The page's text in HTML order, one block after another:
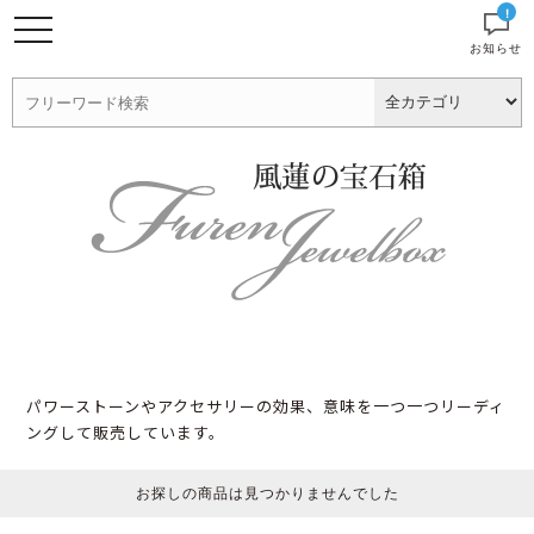
パワーストーンやアクセサリーの効果、意味を一つ一つリーディ
ングして販売しています。
!
お知らせ
お探しの商品は見つかりませんでした